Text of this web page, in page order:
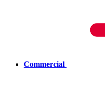
Commercial